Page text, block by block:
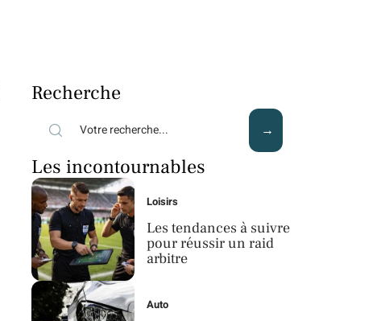
Recherche
Les incontournables
Loisirs
Les tendances à suivre
pour réussir un raid
arbitre
Auto